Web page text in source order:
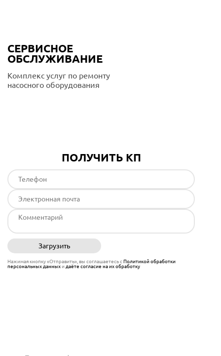
СЕРВИСНОЕ
ОБСЛУЖИВАНИЕ
Комплекс услуг по ремонту
насосного оборудования
ПОЛУЧИТЬ КП
Загрузить
Нажимая кнопку «Отправить», вы соглашаетесь сПолитикой обработки
персональных данныхи даёте согласие на их обработку